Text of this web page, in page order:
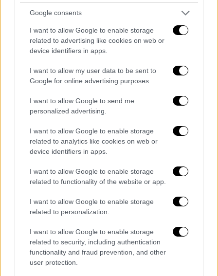
Google consents
I want to allow Google to enable storage
related to advertising like cookies on web or
device identifiers in apps.
I want to allow my user data to be sent to
Google for online advertising purposes.
I want to allow Google to send me
personalized advertising.
I want to allow Google to enable storage
related to analytics like cookies on web or
device identifiers in apps.
I want to allow Google to enable storage
related to functionality of the website or app.
I want to allow Google to enable storage
related to personalization.
I want to allow Google to enable storage
related to security, including authentication
functionality and fraud prevention, and other
user protection.
ΟΛΕΣ ΟΙ ΕΙΔΗΣΕΙΣ
Τσίπρας: Οφείλουμε να αλλάξουμε - Δεν
θα καταφέρουν να τελειώσουν τον
ΣΥΡΙΖΑ
Ποιοι αναλαμβάνουν υπουργοί στην